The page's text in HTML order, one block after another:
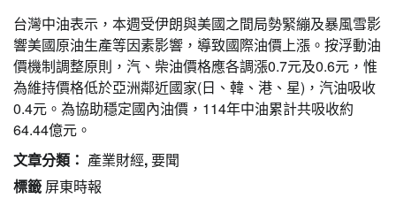
台灣中油表示，本週受伊朗與美國之間局勢緊繃及暴風雪影
響美國原油生產等因素影響，導致國際油價上漲。按浮動油
價機制調整原則，汽、柴油價格應各調漲0.7元及0.6元，惟
為維持價格低於亞洲鄰近國家(日、韓、港、星)，汽油吸收
0.4元。為協助穩定國內油價，114年中油累計共吸收約
64.44億元。
文章分類： 產業財經,要聞
標籤 屏東時報